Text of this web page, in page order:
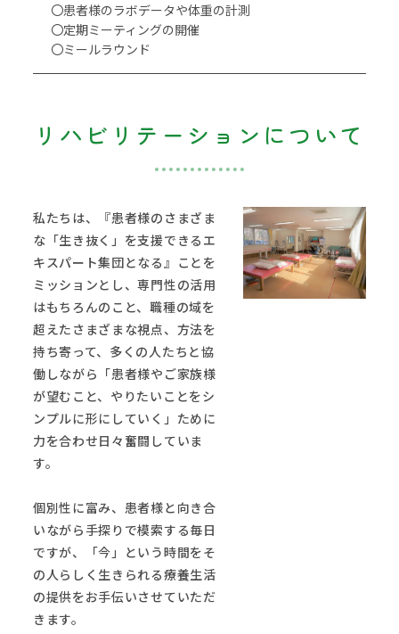
〇患者様のラボデータや体重の計測
〇定期ミーティングの開催
〇ミールラウンド
リハビリテーションについて
私たちは、『患者様のさまざま
な「生き抜く」を支援できるエ
キスパート集団となる』ことを
ミッションとし、専門性の活用
はもちろんのこと、職種の域を
超えたさまざまな視点、方法を
持ち寄って、多くの人たちと協
働しながら「患者様やご家族様
が望むこと、やりたいことをシ
ンプルに形にしていく」ために
力を合わせ日々奮闘していま
す。
個別性に富み、患者様と向き合
いながら手探りで模索する毎日
ですが、「今」という時間をそ
の人らしく生きられる療養生活
の提供をお手伝いさせていただ
きます。